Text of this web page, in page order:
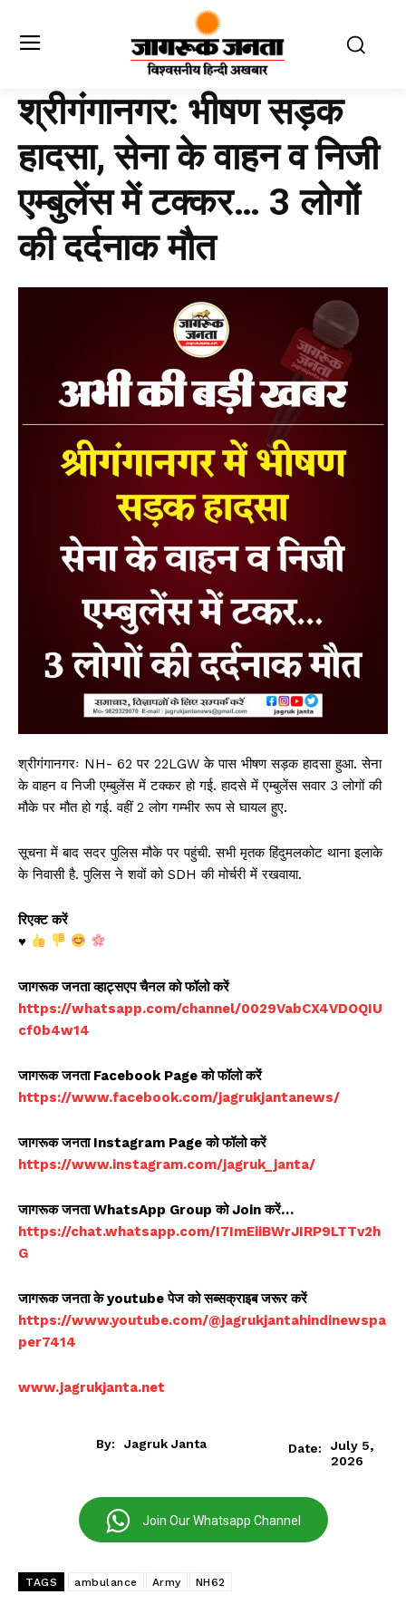
श्रीगंगानगर: भीषण सड़क
हादसा, सेना के वाहन व निजी
एम्बुलेंस में टक्कर… 3 लोगों
की दर्दनाक मौत
श्रीगंगानगरः NH- 62 पर 22LGW के पास भीषण सड़क हादसा हुआ. सेना
के वाहन व निजी एम्बुलेंस में टक्कर हो गई. हादसे में एम्बुलेंस सवार 3 लोगों की
मौके पर मौत हो गई. वहीं 2 लोग गम्भीर रूप से घायल हुए.
सूचना में बाद सदर पुलिस मौके पर पहुंची. सभी मृतक हिंदुमलकोट थाना इलाके
के निवासी है. पुलिस ने शवों को SDH की मोर्चरी में रखवाया.
रिएक्ट करें
♥️
जागरूक जनता व्हाट्सएप चैनल को फॉलो करें
https://whatsapp.com/channel/0029VabCX4VDOQIU
cf0b4w14
जागरूक जनता Facebook Page को फॉलो करें
https://www.facebook.com/jagrukjantanews/
जागरूक जनता Instagram Page को फॉलो करें
https://www.instagram.com/jagruk_janta/
जागरूक जनता WhatsApp Group को Join करें…
https://chat.whatsapp.com/I7ImEiiBWrJIRP9LTTv2h
G
जागरूक जनता के youtube पेज को सब्सक्राइब जरूर करें
https://www.youtube.com/@jagrukjantahindinewspa
per7414
www.jagrukjanta.net
By: Jagruk Janta Date:
July 5,
2026
Join Our Whatsapp Channel
TAGS ambulance Army NH62